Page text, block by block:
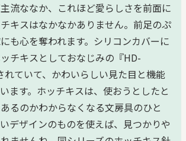
流ななか、これほど愛らしさを前面に
キスはなかなかありません。前足のぷ
も心を奪われます。シリコンカバーに
チキスとしておなじみの『HD-
れていて、かわいらしい見た目と機能
ます。ホッチキスは、使おうとしたと
るのかわからなくなる文房具のひと
デザインのものを使えば、見つかりや